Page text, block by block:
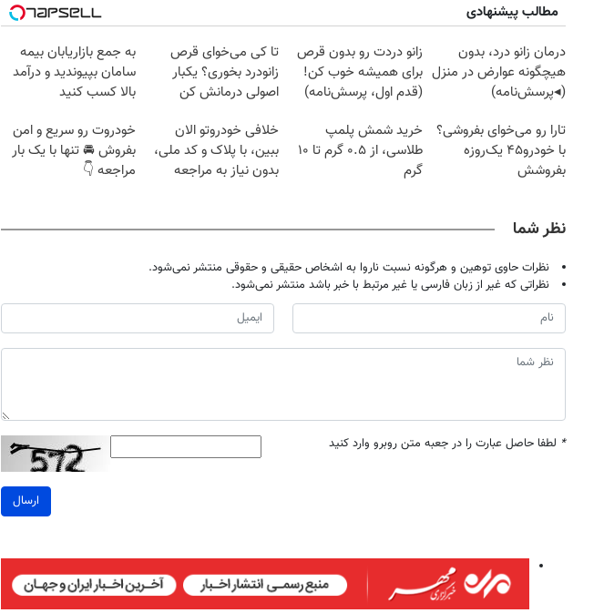
مطالب پیشنهادی
درمان زانو درد، بدون
هیچگونه عوارض در منزل
(◂پرسش‌نامه)
زانو دردت رو بدون قرص
برای همیشه خوب کن!
(قدم اول، پرسش‌نامه)
تا کی می‌خوای قرص
زانودرد بخوری؟ یکبار
اصولی درمانش کن
به جمع بازاریابان بیمه
سامان بپیوندید و درآمد
بالا کسب کنید
تارا رو می‌خوای بفروشی؟
با خودرو۴۵ یک‌روزه
بفروشش
خرید شمش پلمپ
طلاسی، از ۰.۵ گرم تا ۱۰
گرم
خلافی خودروتو الان
ببین، با پلاک و کد ملی،
بدون نیاز به مراجعه
خودروت رو سریع و امن
بفروش 🚘 تنها با یک بار
مراجعه 👇
نظر شما
نظرات حاوی توهین و هرگونه نسبت ناروا به اشخاص حقیقی و حقوقی منتشر نمی‌شود.
نظراتی که غیر از زبان فارسی یا غیر مرتبط با خبر باشد منتشر نمی‌شود.
* لطفا حاصل عبارت را در جعبه متن روبرو وارد کنید
ارسال